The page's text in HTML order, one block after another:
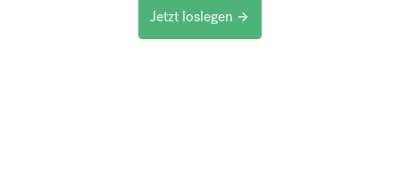
Jetzt loslegen arrow_forward